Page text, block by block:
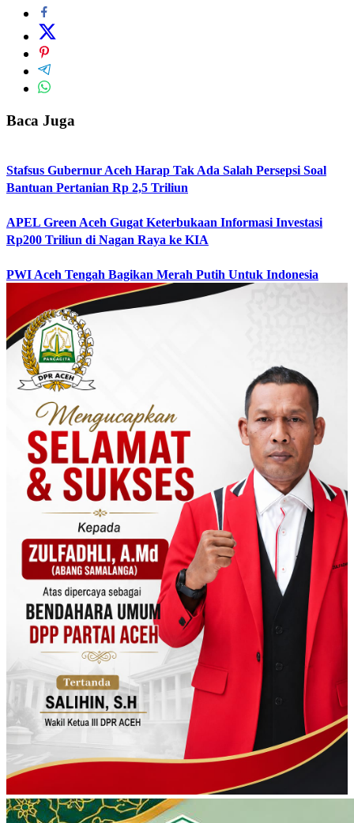
Baca Juga
Stafsus Gubernur Aceh Harap Tak Ada Salah Persepsi Soal
Bantuan Pertanian Rp 2,5 Triliun
APEL Green Aceh Gugat Keterbukaan Informasi Investasi
Rp200 Triliun di Nagan Raya ke KIA
PWI Aceh Tengah Bagikan Merah Putih Untuk Indonesia